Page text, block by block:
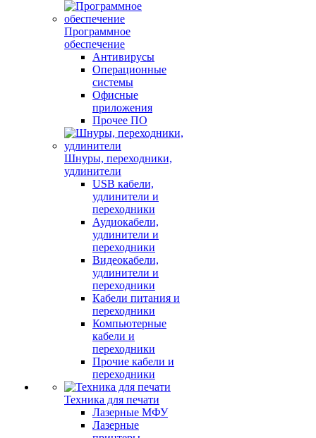
Программное
обеспечение
Антивирусы
Операционные
системы
Офисные
приложения
Прочее ПО
Шнуры, переходники,
удлинители
USB кабели,
удлинители и
переходники
Аудиокабели,
удлинители и
переходники
Видеокабели,
удлинители и
переходники
Кабели питания и
переходники
Компьютерные
кабели и
переходники
Прочие кабели и
переходники
Техника для печати
Лазерные МФУ
Лазерные